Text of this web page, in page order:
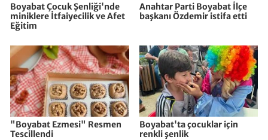
Boyabat Çocuk Şenliği'nde
miniklere İtfaiyecilik ve Afet
Eğitim
Anahtar Parti Boyabat İlçe
başkanı Özdemir istifa etti
"Boyabat Ezmesi" Resmen
Tescillendi
Boyabat'ta çocuklar için
renkli şenlik